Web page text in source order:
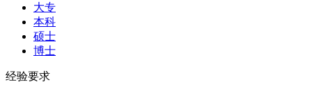
大专
本科
硕士
博士
经验要求